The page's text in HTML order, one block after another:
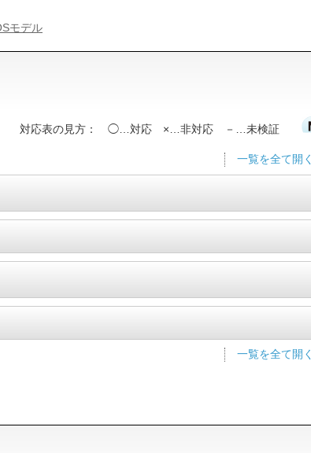
モデル
対応表の見方： ◯…対応 ×…非対応 －…未検証
一覧を全て開く
一覧を全て開く